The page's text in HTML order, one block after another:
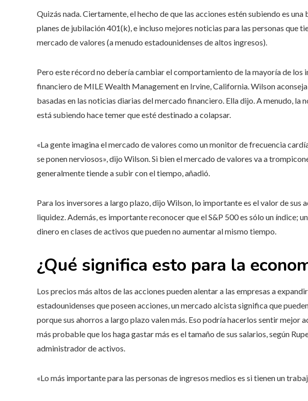
Quizás nada. Ciertamente, el hecho de que las acciones estén subiendo es
planes de jubilación 401(k), e incluso mejores noticias para las personas que
mercado de valores (a menudo estadounidenses de altos ingresos).
Pero este récord no debería cambiar el comportamiento de la mayoría de los
financiero de MILE Wealth Management en Irvine, California. Wilson
basadas en las noticias diarias del mercado financiero. Ella dijo. A menudo, la
está subiendo hace temer que esté destinado a colapsar.
«La gente imagina el mercado de valores como un monitor de frecuencia
se ponen nerviosos», dijo Wilson. Si bien el mercado de valores va a
generalmente tiende a subir con el tiempo, añadió.
Para los inversores a largo plazo, dijo Wilson, lo importante es el valor de sus
liquidez. Además, es importante reconocer que el S&P 500 es sólo un índice;
dinero en clases de activos que pueden no aumentar al mismo tiempo.
¿Qué significa esto para la
Los precios más altos de las acciones pueden alentar a las empresas a
estadounidenses que poseen acciones, un mercado alcista significa que
porque sus ahorros a largo plazo valen más. Eso podría hacerlos sentir mejor
más probable que los haga gastar más es el tamaño de sus salarios, según
administrador de activos.
«Lo más importante para las personas de ingresos medios es si tienen un